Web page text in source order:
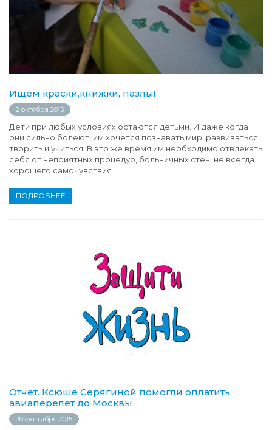
Ищем краски,книжки, пазлы!
2 октября 2015
Дети при любых условиях остаются детьми. И даже когда
они сильно болеют, им хочется познавать мир, развиваться,
творить и учиться. В это же время им необходимо отвлекать
себя от неприятных процедур, больничных стен, не всегда
хорошего самочувствия.
ПОДРОБНЕЕ
Отчет. Ксюше Серягиной помогли оплатить
авиаперелет до Москвы
30 сентября 2015